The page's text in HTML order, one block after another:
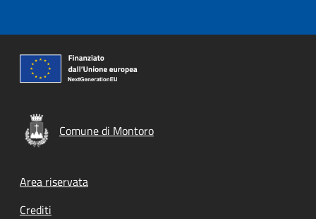
Comune di Montoro
Footer menu
Area riservata
Crediti